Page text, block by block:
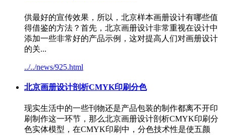
供最好的宣传效果，所以，北京样本画册设计有哪些值
得借鉴的方法？首先， 北京画册设计非常重视在设计中
添加一些非常好的产品示例，这对提高人们对画册设计
的关...
../../news/925.html
北京画册设计剖析CMYK印刷分色
现实生活中的一些刊物还是产品包装的制作都离不开印
刷制作这一环节，那么北京画册设计剖析CMYK印刷分
色实体模型，在CMYK印刷中，分色技术性是使五颜